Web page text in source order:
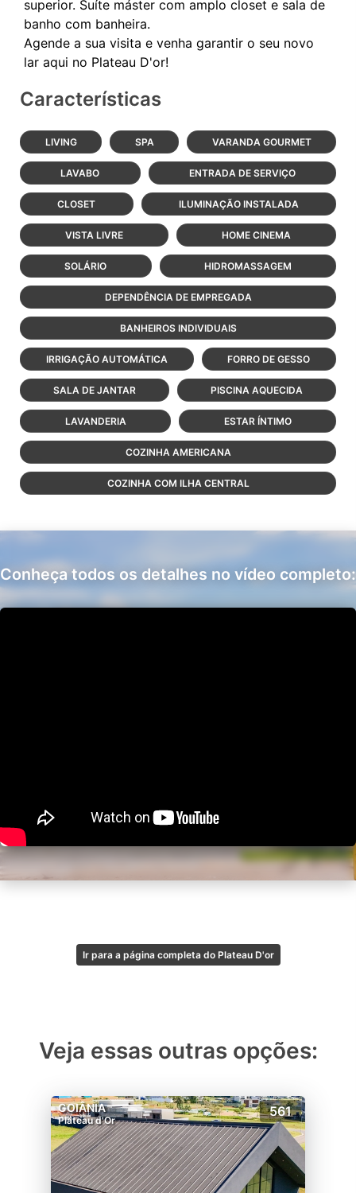
superior. Suíte máster com amplo closet e sala de
banho com banheira.
Agende a sua visita e venha garantir o seu novo
Características
LIVING SPA VARANDA GOURMET
LAVABO ENTRADA DE SERVIÇO
CLOSET ILUMINAÇÃO INSTALADA
VISTA LIVRE HOME CINEMA
SOLÁRIO HIDROMASSAGEM
DEPENDÊNCIA DE EMPREGADA
BANHEIROS INDIVIDUAIS
IRRIGAÇÃO AUTOMÁTICA FORRO DE GESSO
SALA DE JANTAR PISCINA AQUECIDA
LAVANDERIA ESTAR ÍNTIMO
COZINHA AMERICANA
COZINHA COM ILHA CENTRAL
Conheça todos os detalhes no vídeo completo:
Ir para a página completa do Plateau D'or
Veja essas outras opções:
GOIÂNIA
Plateau d'Or
561